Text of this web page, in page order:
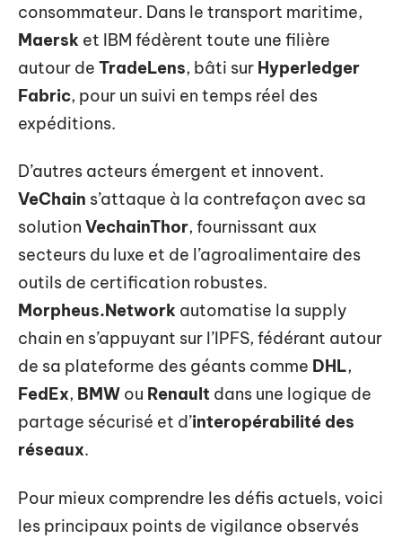
consommateur. Dans le transport maritime,
Maersk et IBM fédèrent toute une filière
autour de TradeLens, bâti sur Hyperledger
Fabric, pour un suivi en temps réel des
expéditions.
D’autres acteurs émergent et innovent.
VeChain s’attaque à la contrefaçon avec sa
solution VechainThor, fournissant aux
secteurs du luxe et de l’agroalimentaire des
outils de certification robustes.
Morpheus.Network automatise la supply
chain en s’appuyant sur l’IPFS, fédérant autour
de sa plateforme des géants comme DHL,
FedEx, BMW ou Renault dans une logique de
partage sécurisé et d’interopérabilité des
réseaux.
Pour mieux comprendre les défis actuels, voici
les principaux points de vigilance observés